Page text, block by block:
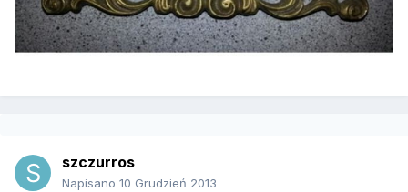
szczurros
Napisano 10 Grudzień 2013